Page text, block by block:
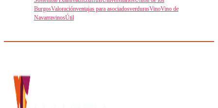
BurgosValoraciónventajas para asociadosverdurasVinoVino de
NavarravinosÚtil